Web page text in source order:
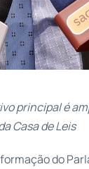
principal é
Casa de Leis
do